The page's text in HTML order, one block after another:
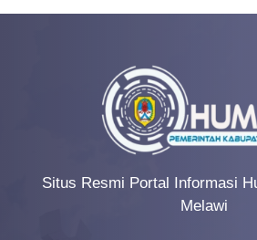
Situs Resmi Portal Informasi
Melawi